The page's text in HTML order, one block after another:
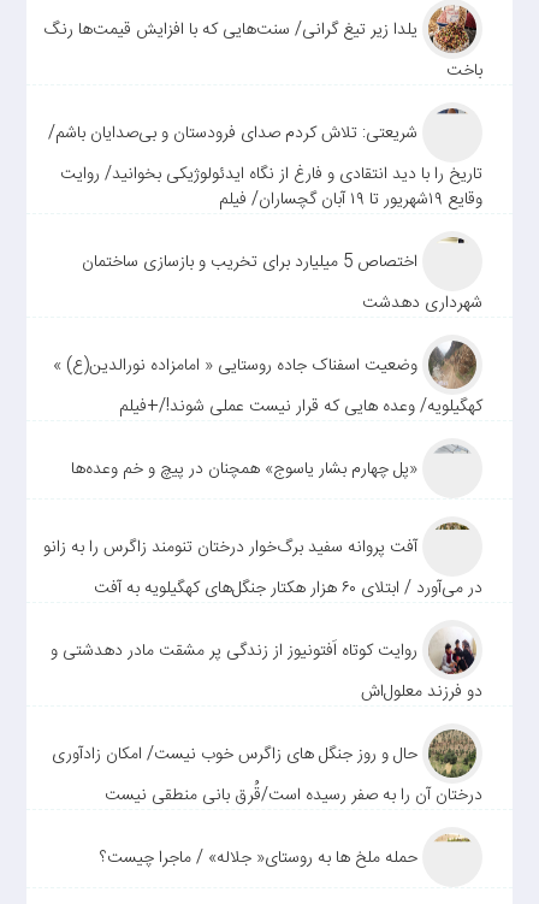
یلدا زیر تیغ گرانی/ سنت‌هایی که با افزایش قیمت‌ها رنگ
باخت
شریعتی: تلاش کردم صدای فرودستان و بی‌صدایان باشم/
تاریخ را با دید انتقادی و فارغ از نگاه ایدئولوژیکی بخوانید/ روایت
وقایع ۱۹شهریور تا ۱۹ آبان گچساران/ فیلم
اختصاص 5 میلیارد برای تخریب و بازسازی ساختمان
شهرداری دهدشت
وضعیت اسفناک جاده روستایی « امامزاده نورالدین(ع) »
کهگیلویه/ وعده هایی که قرار نیست عملی شوند!/+فیلم
«پل چهارم بشار یاسوج» همچنان در پیچ و خم وعده‌ها
آفت پروانه سفید برگ‌خوار درختان تنومند زاگرس را به زانو
در می‌آورد / ابتلای ۶۰ هزار هکتار جنگل‌های کهگیلویه به آفت
روایت کوتاه اَفتونیوز از زندگی پر مشقت مادر دهدشتی و
دو فرزند معلول‌اش
حال و روز جنگل های زاگرس خوب نیست/ امکان زادآوری
درختان آن را به صفر رسیده است/قُرق بانی منطقی نیست
حمله ملخ ها به روستای« جلاله» / ماجرا چیست؟